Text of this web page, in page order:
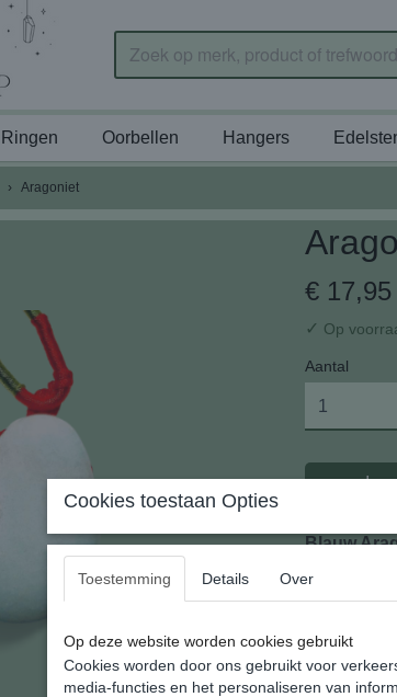
Ringen Oorbellen Hangers
› Aragoniet
€ 17,95
✓ Op
Aantal
In
Blauw
Zeer goede
De koordjes
De steen
Cookies toestaan Opties
Toestemming Details Over
Op deze website worden cookies gebruikt
Cookies worden door ons gebruikt voor
media-functies en het personaliseren van